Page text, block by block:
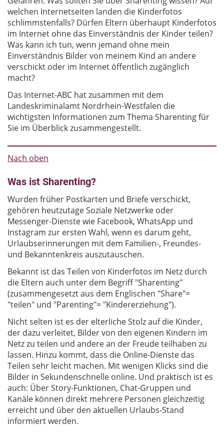
welchen Internetseiten landen die Kinderfotos
schlimmstenfalls? Dürfen Eltern überhaupt Kinderfotos
im Internet ohne das Einverständnis der Kinder teilen?
Was kann ich tun, wenn jemand ohne mein
Einverständnis Bilder von meinem Kind an andere
verschickt oder im Internet öffentlich zugänglich
macht?
Das Internet-ABC hat zusammen mit dem
Landeskriminalamt Nordrhein-Westfalen die
wichtigsten Informationen zum Thema Sharenting für
Sie im Überblick zusammengestellt.
Nach oben
Was ist Sharenting?
Wurden früher Postkarten und Briefe verschickt,
gehören heutzutage Soziale Netzwerke oder
Messenger-Dienste wie Facebook, WhatsApp und
Instagram zur ersten Wahl, wenn es darum geht,
Urlaubserinnerungen mit dem Familien-, Freundes-
und Bekanntenkreis auszutauschen.
Bekannt ist das Teilen von Kinderfotos im Netz durch
die Eltern auch unter dem Begriff "Sharenting"
(zusammengesetzt aus dem Englischen "Share"=
"teilen" und "Parenting"= "Kindererziehung").
Nicht selten ist es der elterliche Stolz auf die Kinder,
der dazu verleitet, Bilder von den eigenen Kindern im
Netz zu teilen und andere an der Freude teilhaben zu
lassen. Hinzu kommt, dass die Online-Dienste das
Teilen sehr leicht machen. Mit wenigen Klicks sind die
Bilder in Sekundenschnelle online. Und praktisch ist es
auch: Über Story-Funktionen, Chat-Gruppen und
Kanäle können direkt mehrere Personen gleichzeitig
erreicht und über den aktuellen Urlaubs-Stand
informiert werden.